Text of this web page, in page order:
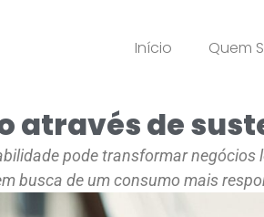
Início Quem
através de
pode transformar
busca de um consumo mais